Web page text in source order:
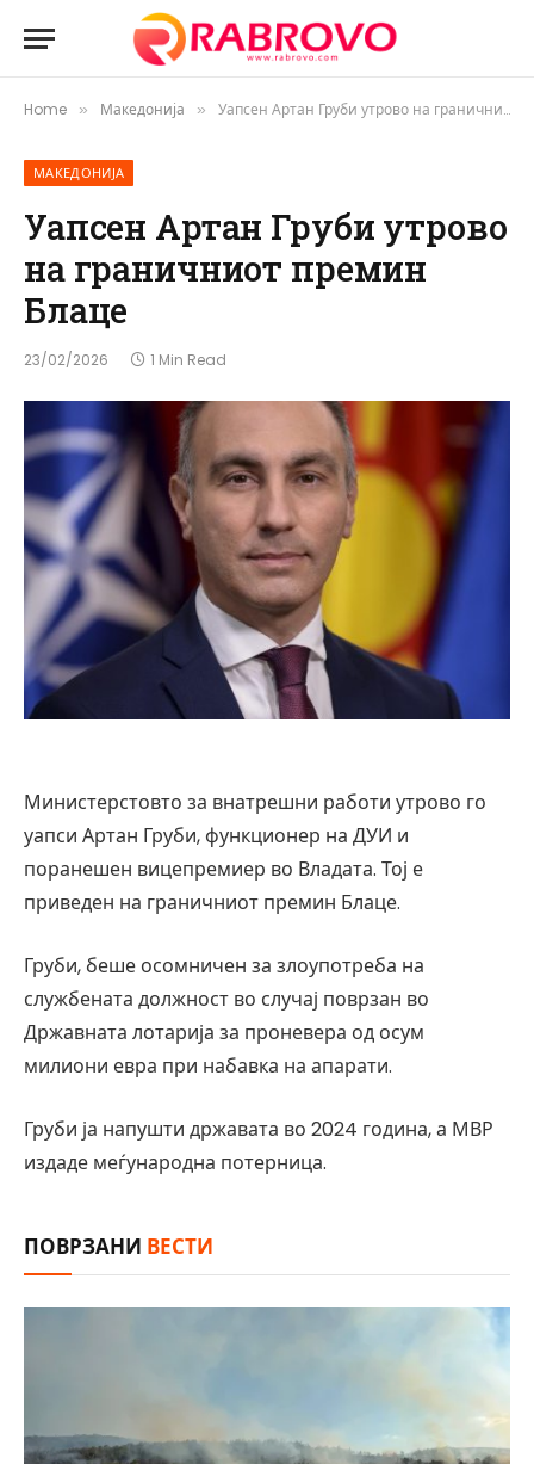
Home » Македонија » Уапсен Артан Груби утрово на граничниот премин Блаце
МАКЕДОНИЈА
Уапсен Артан Груби утрово
на граничниот премин
Блаце
23/02/2026 1 Min Read
Министерстовто за внатрешни работи утрово го
уапси Артан Груби, функционер на ДУИ и
поранешен вицепремиер во Владата. Тој е
приведен на граничниот премин Блаце.
Груби, беше осомничен за злоупотреба на
службената должност во случај поврзан во
Државната лотарија за проневера од осум
милиони евра при набавка на апарати.
Груби ја напушти државата во 2024 година, а МВР
издаде меѓународна потерница.
ПОВРЗАНИ ВЕСТИ